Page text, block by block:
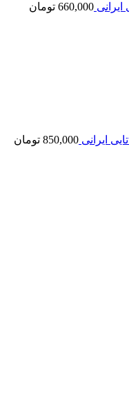
660,000 تومان
850,000 تومان